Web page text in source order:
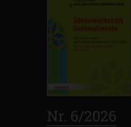
Nr. 6/2026